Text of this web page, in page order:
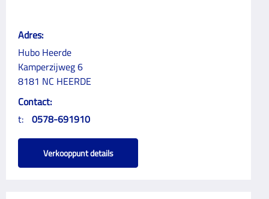
Adres:
Hubo Heerde
Kamperzijweg 6
8181 NC HEERDE
Contact:
t: 0578-691910
Verkooppunt details